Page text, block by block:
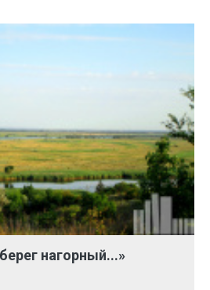
нагорный...»